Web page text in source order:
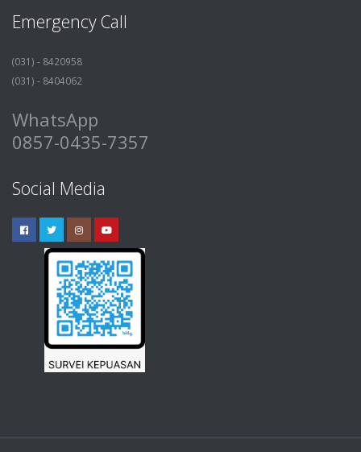
Emergency Call
(031) - 8420958
(031) - 8404062
WhatsApp
0857-0435-7357
Social Media